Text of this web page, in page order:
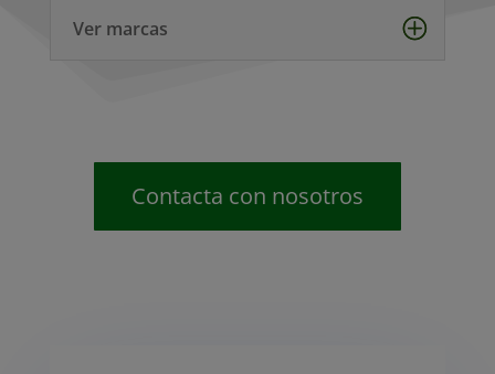
Ver marcas
Contacta con nosotros